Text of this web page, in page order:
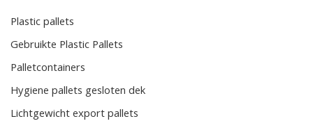
Plastic pallets
Gebruikte Plastic Pallets
Palletcontainers
Hygiene pallets gesloten dek
Lichtgewicht export pallets